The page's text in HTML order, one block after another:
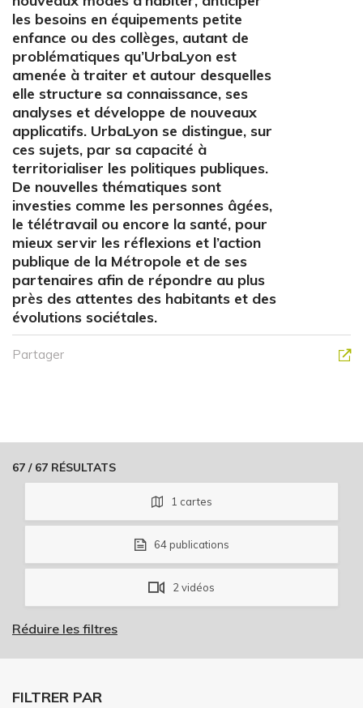
les besoins en équipements petite
enfance ou des collèges, autant de
problématiques qu’UrbaLyon est
amenée à traiter et autour desquelles
elle structure sa connaissance, ses
analyses et développe de nouveaux
applicatifs. UrbaLyon se distingue, sur
ces sujets, par sa capacité à
territorialiser les politiques publiques.
De nouvelles thématiques sont
investies comme les personnes âgées,
le télétravail ou encore la santé, pour
mieux servir les réflexions et l’action
publique de la Métropole et de ses
partenaires afin de répondre au plus
près des attentes des habitants et des
évolutions sociétales.
Partager
67 / 67 RÉSULTATS
1 cartes
64publications
2 vidéos
Réduire les filtres
FILTRER PAR